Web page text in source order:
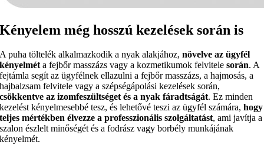
Kényelem még hosszú kezelések során is
A puha töltelék alkalmazkodik a nyak alakjához, növelve az ügyfél
kényelméta fejbőr masszázs vagy a kozmetikumok felvitelesorán. A
fejtámla segít az ügyfélnek ellazulni a fejbőr masszázs, a hajmosás, a
hajbalzsam felvitele vagy a szépségápolási kezelések során,
csökkentve az izomfeszültséget és a nyak fáradtságát. Ez minden
kezelést kényelmesebbé tesz, és lehetővé teszi az ügyfél számára,hogy
teljes mértékben élvezze a professzionális szolgáltatást, ami javítja a
szalon észlelt minőségét és a fodrász vagy borbély munkájának
kényelmét.